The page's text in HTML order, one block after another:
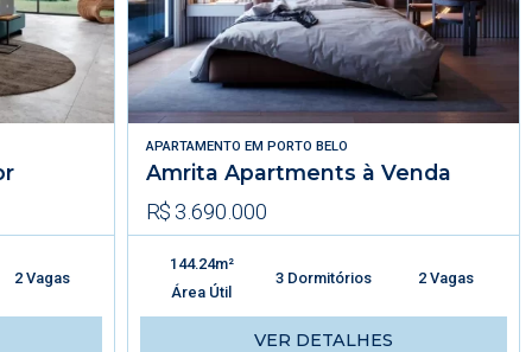
2 Vagas
APARTAMENTO EMPORTO BELO
Amrita Apartments à Venda
R$ 3.690.000
144.24m²
Área Útil
3 Dormitórios 2 Vagas
VER DETALHES